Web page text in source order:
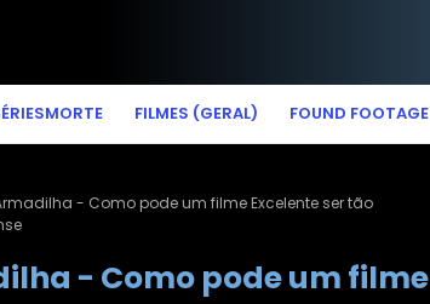
FILMES (GERAL) FOUND FOOTAGE
- Como pode um filme Excelente ser tão
- Como pode um filme